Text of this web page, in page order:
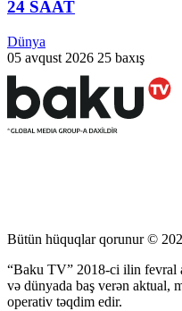
24 SAAT
Dünya
05 avqust 2026 25 baxış
Bütün hüquqlar qorunur ©
“Baku TV” 2018-ci ilin fevral
və dünyada baş verən aktual,
operativ təqdim edir.